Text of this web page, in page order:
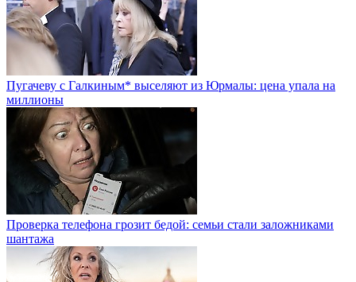
Пугачеву с Галкиным* выселяют из Юрмалы: цена упала на
миллионы
Проверка телефона грозит бедой: семьи стали заложниками
шантажа